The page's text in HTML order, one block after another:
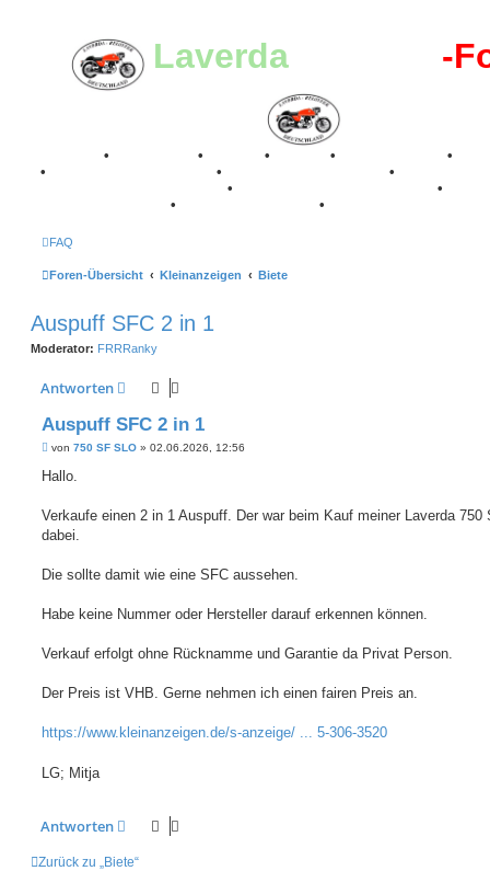
Laverda-Register -
• • • • •
•
•
•
•
•
• •
FAQ
Foren-Übersicht Kleinanzeigen Biete
Auspuff SFC 2 in 1
Moderator: FRRRanky
Antworten
Auspuff SFC 2 in 1
B
i
a
von 750 SF SLO » 02.06.2026, 12:56
Hallo.
Verkaufe einen 2 in 1 Auspuff. Der war beim Kauf meiner Laverda 750
dabei.
Die sollte damit wie eine SFC aussehen.
Habe keine Nummer oder Hersteller darauf erkennen können.
Verkauf erfolgt ohne Rücknamme und Garantie da Privat Person.
Der Preis ist VHB. Gerne nehmen ich einen fairen Preis an.
https://www.kleinanzeigen.de/s-anzeige/ ... 5-306-3520
LG; Mitja
Antworten
Zurück zu „Biete“